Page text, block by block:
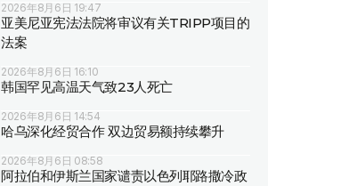
2026年8月6日 19:47
亚美尼亚宪法法院将审议有关TRIPP项目的
法案
2026年8月6日 16:10
韩国罕见高温天气致23人死亡
2026年8月6日 14:54
哈乌深化经贸合作 双边贸易额持续攀升
2026年8月6日 08:58
阿拉伯和伊斯兰国家谴责以色列耶路撒冷政